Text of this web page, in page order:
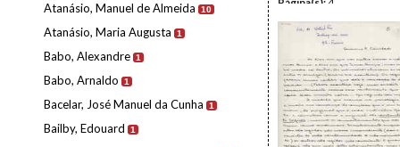
Atanásio, Manuel de Almeida 10
Atanásio, Maria Augusta 1
Babo, Alexandre 1
Babo, Arnaldo 1
Bacelar, José Manuel da Cunha 1
Bailby, Edouard 1